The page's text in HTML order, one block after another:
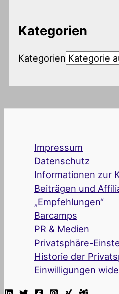
Kategorien
Kategorien
Impressum
Datenschutz
Informationen zur
Beiträgen und
„Empfehlungen“
Barcamps
PR & Medien
Privatsphäre-
Historie der
Einwilligungen